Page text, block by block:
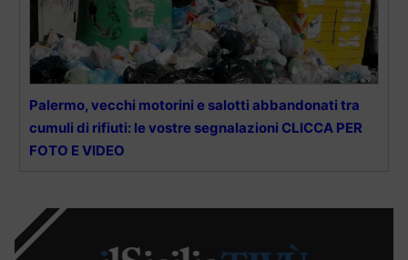
Palermo, vecchi motorini e salotti abbandonati tra
cumuli di rifiuti: le vostre segnalazioni CLICCA PER
FOTO E VIDEO